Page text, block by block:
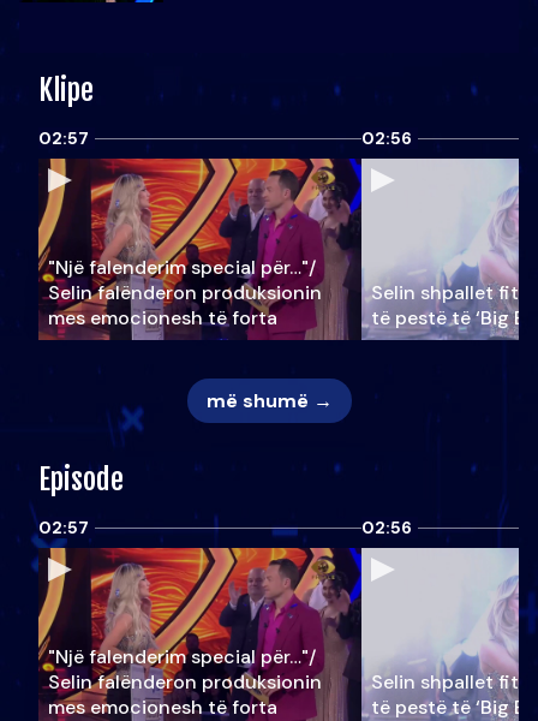
Klipe
02:57
"Një falenderim special për…"/
Selin falënderon produksionin
mes emocionesh të forta
02:56
Selin shpallet
të pestë të ‘Big
më shumë →
Episode
02:57
"Një falenderim special për…"/
Selin falënderon produksionin
mes emocionesh të forta
02:56
Selin shpallet
të pestë të ‘Big